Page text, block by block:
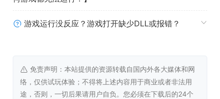
• 拾取电池，解锁超过250种子弹组合加成！
游戏运行没反应？游戏打开缺少DLL或报错？
免责声明：本站提供的资源转载自国内外各大媒体和网
络，仅供试玩体验；不得将上述内容用于商业或者非法用
途，否则，一切后果请用户自负。您必须在下载后的24个